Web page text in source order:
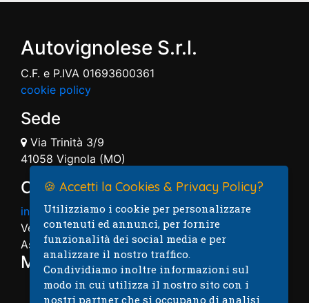
Autovignolese S.r.l.
C.F. e P.IVA 01693600361
cookie policy
Sede
Via Trinità 3/9
41058 Vignola (MO)
Contatti
info@autovignolese.it
Vendita: 059.7574004
Assistenza: 059.7574005
Mappa
🍪 Accetti la Cookies & Privacy Policy?
Utilizziamo i cookie per personalizzare
contenuti ed annunci, per fornire
funzionalità dei social media e per
analizzare il nostro traffico.
Condividiamo inoltre informazioni sul
modo in cui utilizza il nostro sito con i
nostri partner che si occupano di analisi